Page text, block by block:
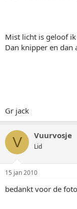
Mist licht is geloof
Dan knipper en dan
Gr jack
V Vuurvosje
Lid
15 jan 2010
bedankt voor de